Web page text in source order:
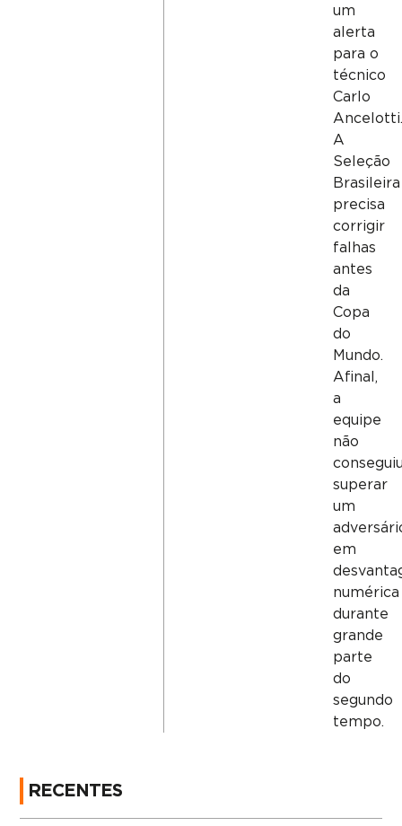
um
alerta
para o
técnico
Carlo
Ancelotti.
A
Seleção
Brasileira
precisa
corrigir
falhas
antes
da
Copa
do
Mundo.
Afinal,
a
equipe
não
superar
um
em
numérica
durante
grande
parte
do
segundo
tempo.
RECENTES